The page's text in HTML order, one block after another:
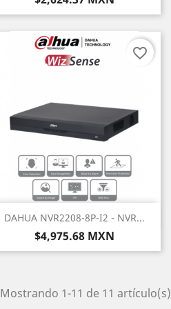
DAHUA NVR2208-8P-I2 - NVR...
Precio
$4,975.68 MXN
Vista rápida
favorite_border
Mostrando 1-11 de 11 artículo(s)